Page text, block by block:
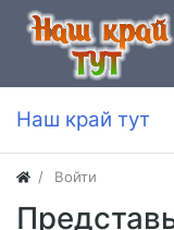
Наш край тут
Войти